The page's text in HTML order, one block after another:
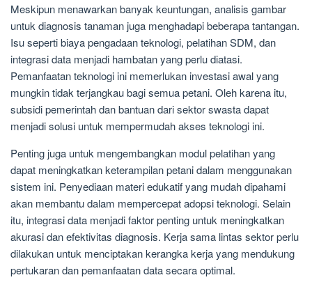
Meskipun menawarkan banyak keuntungan, analisis gambar
untuk diagnosis tanaman juga menghadapi beberapa tantangan.
Isu seperti biaya pengadaan teknologi, pelatihan SDM, dan
integrasi data menjadi hambatan yang perlu diatasi.
Pemanfaatan teknologi ini memerlukan investasi awal yang
mungkin tidak terjangkau bagi semua petani. Oleh karena itu,
subsidi pemerintah dan bantuan dari sektor swasta dapat
menjadi solusi untuk mempermudah akses teknologi ini.
Penting juga untuk mengembangkan modul pelatihan yang
dapat meningkatkan keterampilan petani dalam menggunakan
sistem ini. Penyediaan materi edukatif yang mudah dipahami
akan membantu dalam mempercepat adopsi teknologi. Selain
itu, integrasi data menjadi faktor penting untuk meningkatkan
akurasi dan efektivitas diagnosis. Kerja sama lintas sektor perlu
dilakukan untuk menciptakan kerangka kerja yang mendukung
pertukaran dan pemanfaatan data secara optimal.